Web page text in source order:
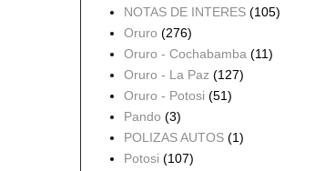
NOTAS DE INTERES (105)
Oruro (276)
Oruro - Cochabamba (11)
Oruro - La Paz (127)
Oruro - Potosi (51)
Pando (3)
POLIZAS AUTOS (1)
Potosi (107)